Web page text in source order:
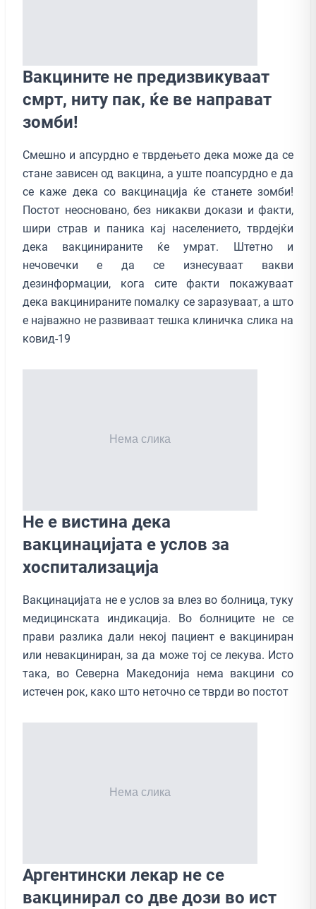
Вакцините не предизвикуваат
смрт, ниту пак, ќе ве направат
зомби!
Смешно и апсурдно е тврдењето дека може да се
стане зависен од вакцина, а уште поапсурдно е да
се каже дека со вакцинација ќе станете зомби!
Постот неосновано, без никакви докази и факти,
шири страв и паника кај населението, тврдејќи
дека вакцинираните ќе умрат. Штетно и
нечовечки е да се изнесуваат вакви
дезинформации, кога сите факти покажуваат
дека вакцинираните помалку се заразуваат, а што
е најважно не развиваат тешка клиничка слика на
ковид-19
Не е вистина дека
вакцинацијата е услов за
хоспитализација
Вакцинацијата не е услов за влез во болница, туку
медицинската индикација. Во болниците не се
прави разлика дали некој пациент е вакциниран
или невакциниран, за да може тој се лекува. Исто
така, во Северна Македонија нема вакцини со
истечен рок, како што неточно се тврди во постот
Аргентински лекар не се
вакцинирал со две дози во ист